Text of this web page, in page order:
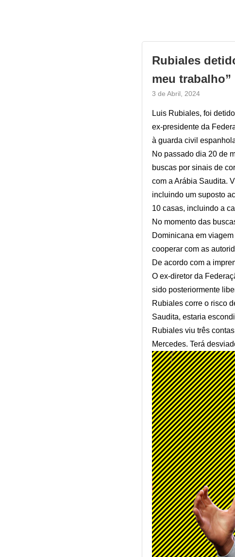
Rubiales
meu trabalho”
3 de Abril, 2024
Luis Rubiales, foi
ex-presidente da
à guarda civil
No passado dia 20 de
buscas por sinais de
com a Arábia Saudita.
incluindo um suposto
10 casas, incluindo a
No momento das
Dominicana em
cooperar com as
De acordo com a
O ex-diretor da
sido posteriormente
Rubiales corre o risco
Saudita, estaria
Rubiales viu três
Mercedes. Terá